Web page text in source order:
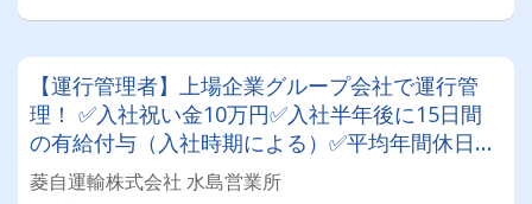
【運行管理者】上場企業グループ会社で運行管
理！ ✅入社祝い金10万円✅入社半年後に15日間
の有給付与（入社時期による）✅平均年間休日
126日✅退職金制度＆持ち株会もあり！
菱自運輸株式会社 水島営業所